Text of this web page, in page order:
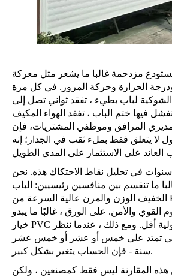
مزدحمة غالبا ما يشعر مثل معركة
الحرارة وحركة المرور. في كل مرة
الشوكية لباب بطيء ، تفقد ثواني تصل إلى
فيها ختم الباب ، تفقد الهواء المكيف
لمديري المرافق وموظفي المشتريات، فإن
لا يتعلق فقط بملء ثقب في الجدار؛ إنه
سنوات في تحليل نقاط الاحتكاك هذه. نحن
ما تنقسم بين منافسين رئيسيين: الباب
الخفيف الوزن والمرن عالية السرعة من PVC والباب عالية
القوي والأمن. على الورق ، غالبًا ما يبدو
خيار PVC جذابًا بسبب أسعار أولية أقل. ومع ذلك ، عندما ننظر
تمتد على خمس أو عشر أو خمس عشر
سنة - فإن الحساب يتغير بشكل كبير.
المقارنة ليس فقط كمصنعين ، ولكن